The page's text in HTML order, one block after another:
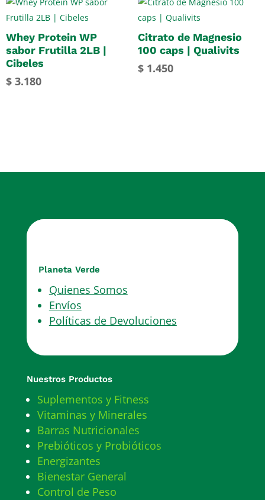
Whey Protein WP
sabor Frutilla 2LB |
Cibeles
$ 3.180
Citrato de Magnesio
100 caps | Qualivits
$1.450
Planeta Verde
Quienes Somos
Envíos
Políticas de Devoluciones
Nuestros Productos
Suplementos y Fitness
Vitaminas y Minerales
Barras Nutricionales
Prebióticos y Probióticos
Energizantes
Bienestar General
Control de Peso